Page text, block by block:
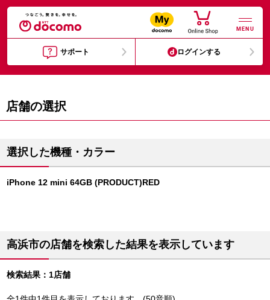
MENU
サポート ログインする
店舗の選択
選択した機種・カラー
iPhone 12 mini 64GB (PRODUCT)RED
高浜市の店舗を検索した結果を表示しています
検索結果：1店舗